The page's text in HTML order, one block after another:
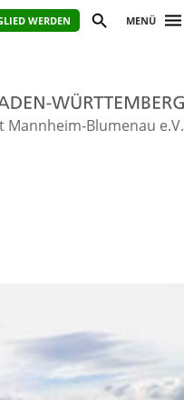
WERDEN MENÜ
Blumenau e.V.